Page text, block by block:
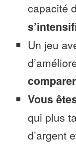
capacité
Un jeu
Vous
qui plus
d’argent